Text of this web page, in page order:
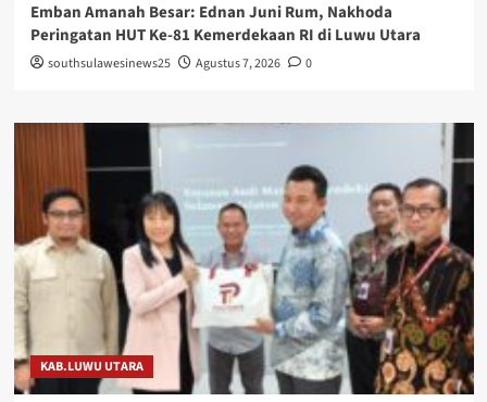
Emban Amanah Besar: Ednan Juni Rum, Nakhoda
Peringatan HUT Ke-81 Kemerdekaan RI di Luwu Utara
southsulawesinews25 Agustus 7, 2026 0
KAB.LUWU UTARA